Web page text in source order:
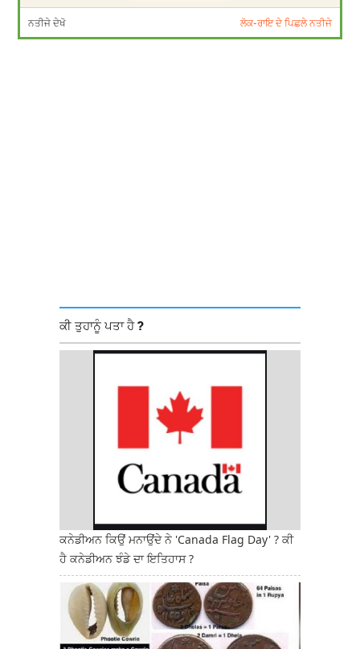
ਨਤੀਜੇ ਦੇਖੋ ਲੋਕ-ਰਾਇ ਦੇ ਪਿਛਲੇ ਨਤੀਜੇ
ਕੀ ਤੁਹਾਨੂੰ ਪਤਾ ਹੈ ?
ਕਨੇਡੀਅਨ ਕਿਉਂ ਮਨਾਉਂਦੇ ਨੇ 'Canada Flag Day' ? ਕੀ
ਹੈ ਕਨੇਡੀਅਨ ਝੰਡੇ ਦਾ ਇਤਿਹਾਸ ?